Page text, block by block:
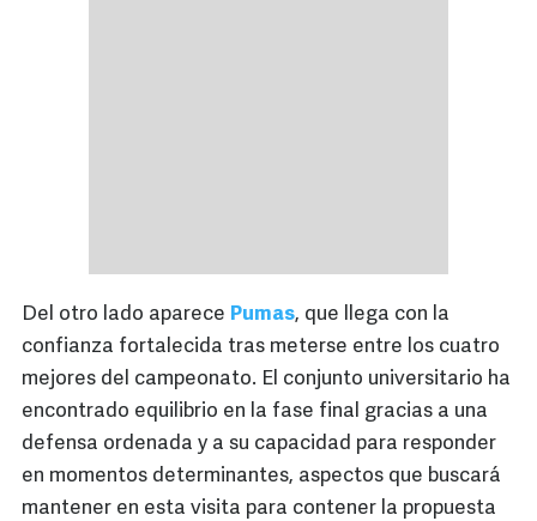
Del otro lado aparece Pumas, que llega con la
confianza fortalecida tras meterse entre los cuatro
mejores del campeonato. El conjunto universitario ha
encontrado equilibrio en la fase final gracias a una
defensa ordenada y a su capacidad para responder
en momentos determinantes, aspectos que buscará
mantener en esta visita para contener la propuesta